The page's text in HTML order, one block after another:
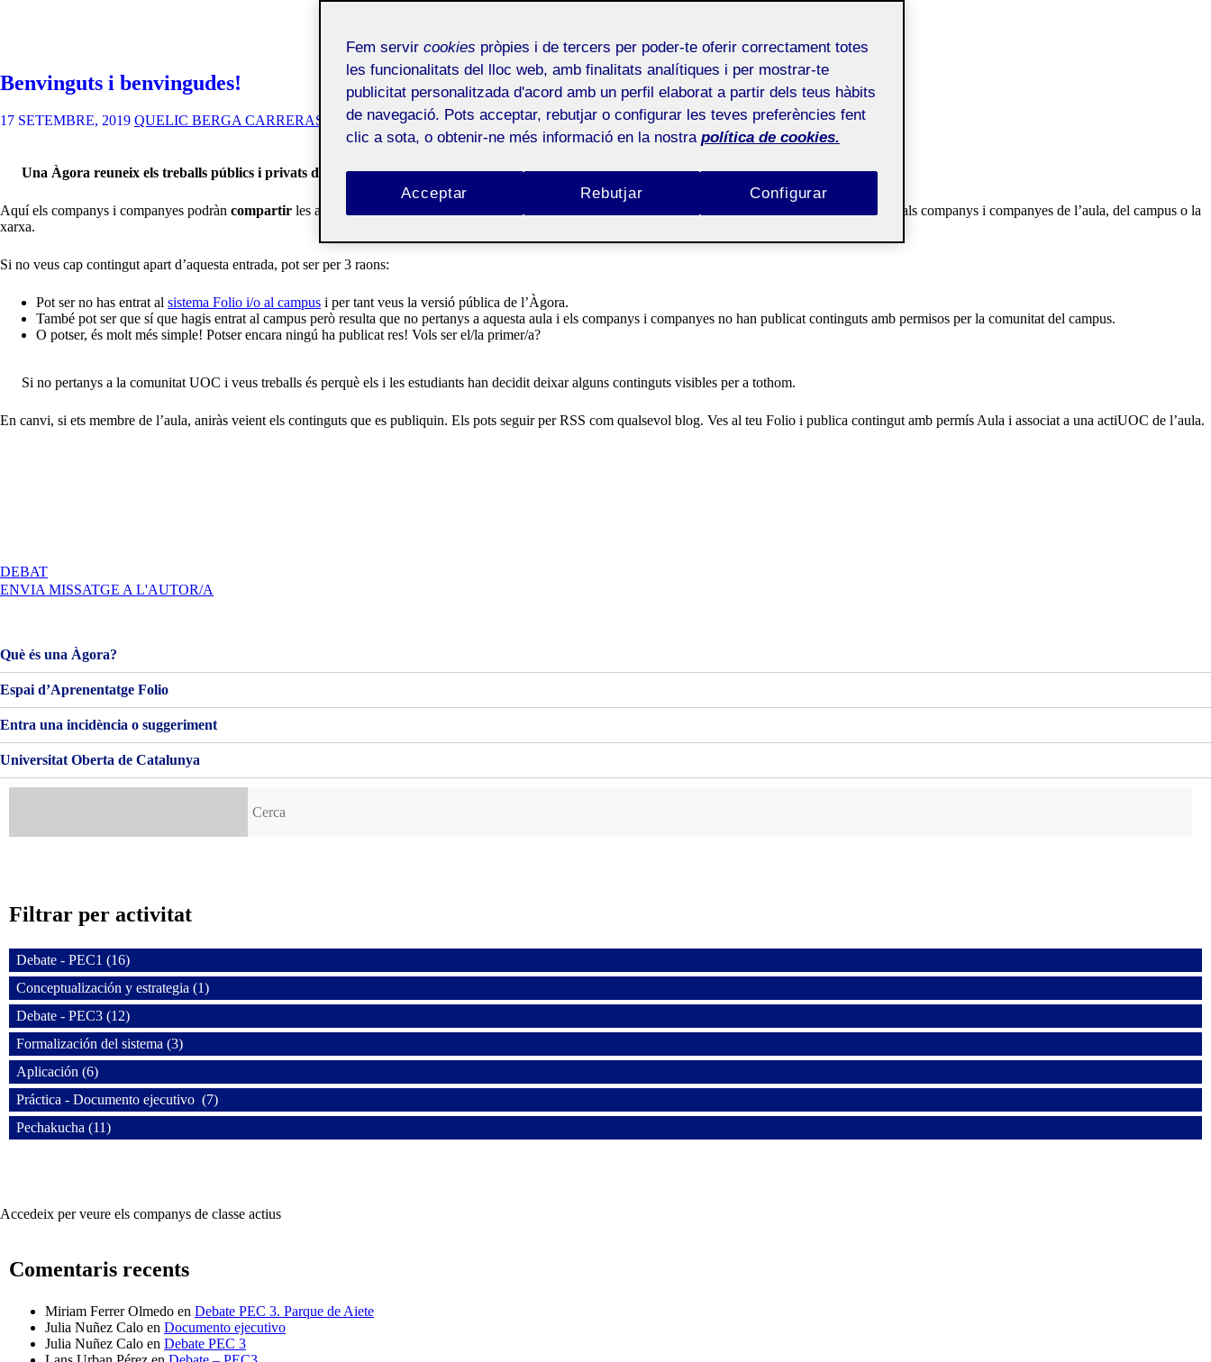
Benvinguts i benvingudes!
17 SETEMBRE, 2019 QUELIC BERGA CARRERAS
Una Àgora reuneix els treballs públics i privats d’un grup d’estudiants d’una Aula de la Universitat Oberta de Catalunya.
Aquí els companys i companyes podràn compartir les activitats de l’aula entre si, comentar al RAC i decidir quins continguts queden
per als companys i companyes de l’aula, del campus o la
xarxa.
Si no veus cap contingut apart d’aquesta entrada, pot ser per 3 raons:
Pot ser no has entrat al sistema Folio i/o al campus i per tant veus la versió pública de l’Àgora.
També pot ser que sí que hagis entrat al campus però resulta que no pertanys a aquesta aula i els companys i companyes no han publicat continguts amb permisos per la comunitat del campus.
O potser, és molt més simple! Potser encara ningú ha publicat res! Vols ser el/la primer/a?
Si no pertanys a la comunitat UOC i veus treballs és perquè els i les estudiants han decidit deixar alguns continguts visibles per a tothom.
En canvi, si ets membre de l’aula, aniràs veient els continguts que es publiquin. Els pots seguir per RSS com qualsevol blog. Ves al teu Folio i publica contingut amb permís Aula i associat a una actiUOC de l’aula.
DEBATA
BENVINGUTS
ENVIA MISSATGE A L'AUTOR/A
Què és una Àgora?
Espai d’Aprenentatge Folio
Entra una incidència o suggeriment
Universitat Oberta de Catalunya
Filtrar per activitat
Debate - PEC1 (16)
Conceptualización y estrategia (1)
Debate - PEC3 (12)
Formalización del sistema (3)
Aplicación (6)
Práctica - Documento ejecutivo (7)
Pechakucha (11)
Accedeix per veure els companys de classe actius
Comentaris recents
Miriam Ferrer Olmedo en Debate PEC 3. Parque de Aiete
Julia Nuñez Calo en Documento ejecutivo
Julia Nuñez Calo en Debate PEC 3
Fem servir cookies pròpies i de tercers per poder-te oferir correctament totes
les funcionalitats del lloc web, amb finalitats analítiques i per mostrar-te
publicitat personalitzada d'acord amb un perfil elaborat a partir dels teus hàbits
de navegació. Pots acceptar, rebutjar o configurar les teves preferències fent
clic a sota, o obtenir-ne més informació en la nostra política de cookies.
Rebutjar
Acceptar Configurar